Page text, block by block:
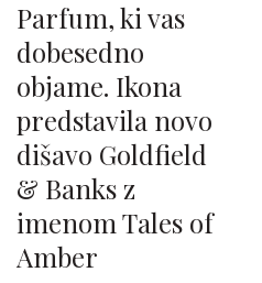
Parfum, ki vas
dobesedno
objame. Ikona
predstavila novo
dišavo Goldfield
& Banks z
imenom Tales of
Amber